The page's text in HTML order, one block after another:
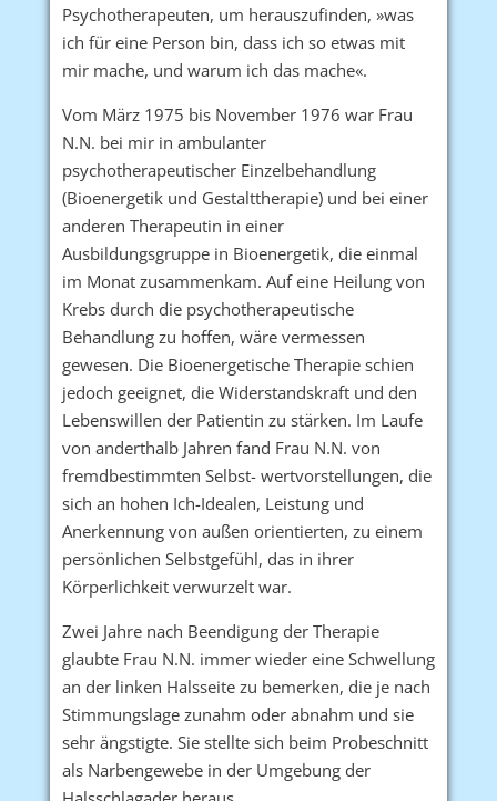
Psychotherapeuten, um herauszufinden, »was
ich für eine Person bin, dass ich so etwas mit
mir mache, und warum ich das mache«.
Vom März 1975 bis November 1976 war Frau
N.N. bei mir in ambulanter
psychotherapeutischer Einzelbehandlung
(Bioenergetik und Gestalttherapie) und bei einer
anderen Therapeutin in einer
Ausbildungsgruppe in Bioenergetik, die einmal
im Monat zusammenkam. Auf eine Heilung von
Krebs durch die psychotherapeutische
Behandlung zu hoffen, wäre vermessen
gewesen. Die Bioenergetische Therapie schien
jedoch geeignet, die Widerstandskraft und den
Lebenswillen der Patientin zu stärken. Im Laufe
von anderthalb Jahren fand Frau N.N. von
fremdbestimmten Selbst- wertvorstellungen, die
sich an hohen Ich-Idealen, Leistung und
Anerkennung von außen orientierten, zu einem
persönlichen Selbstgefühl, das in ihrer
Körperlichkeit verwurzelt war.
Zwei Jahre nach Beendigung der Therapie
glaubte Frau N.N. immer wieder eine Schwellung
an der linken Halsseite zu bemerken, die je nach
Stimmungslage zunahm oder abnahm und sie
sehr ängstigte. Sie stellte sich beim Probeschnitt
als Narbengewebe in der Umgebung der